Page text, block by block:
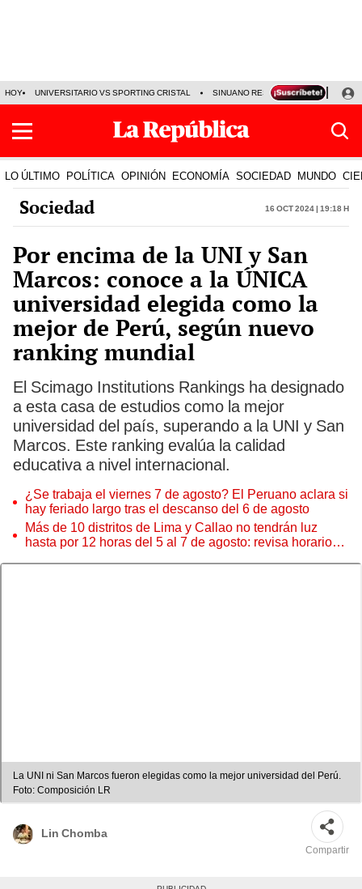
HOY UNIVERSITARIO VS SPORTING CRISTAL SINUANO RESULTADOS HOY
LO ÚLTIMO POLÍTICA OPINIÓN ECONOMÍA SOCIEDAD MUNDO
Sociedad 16 Oct 2024 | 19:18 h
Por encima de la UNI y San
Marcos: conoce a la ÚNICA
universidad elegida como la
mejor de Perú, según nuevo
ranking mundial
El Scimago Institutions Rankings ha designado
a esta casa de estudios como la mejor
universidad del país, superando a la UNI y San
Marcos. Este ranking evalúa la calidad
educativa a nivel internacional.
¿Se trabaja el viernes 7 de agosto? El Peruano aclara si
hay feriado largo tras el descanso del 6 de agosto
Más de 10 distritos de Lima y Callao no tendrán luz
hasta por 12 horas del 5 al 7 de agosto: revisa horarios y
La UNI ni San Marcos fueron elegidas como la mejor universidad del Perú.
Foto: Composición LR
Lin Chomba
Compartir